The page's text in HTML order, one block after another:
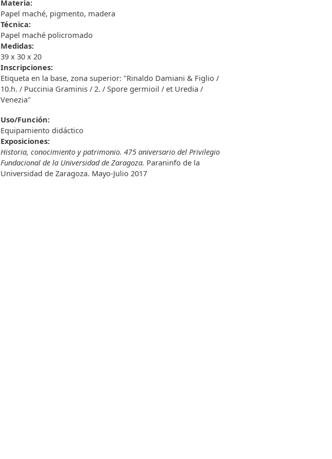
Materia:
Papel maché, pigmento, madera
Técnica:
Papel maché policromado
Medidas:
39 x 30 x 20
Inscripciones:
Etiqueta en la base, zona superior: "Rinaldo Damiani & Figlio /
10.h. / Puccinia Graminis / 2. / Spore germioil / et Uredia /
Venezia"
Uso/Función:
Equipamiento didáctico
Exposiciones:
Historia, conocimiento y patrimonio. 475 aniversario del Privilegio
Fundacional de la Universidad de Zaragoza. Paraninfo de la
Universidad de Zaragoza. Mayo-Julio 2017